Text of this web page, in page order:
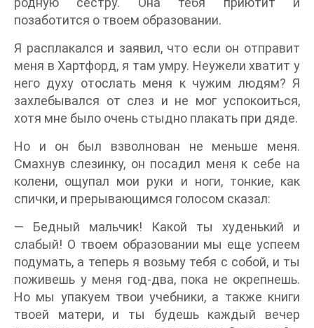
позаботится о твоем образовании.
Я расплакался и заявил, что если он отправит
меня в Хартфорд, я там умру. Неужели хватит у
него духу отослать меня к чужим людям? Я
захлебывался от слез и не мог успокоиться,
хотя мне было очень стыдно плакать при дяде.
Но и он был взволнован не меньше меня.
Смахнув слезинку, он посадил меня к себе на
колени, ощупал мои руки и ноги, тонкие, как
спички, и прерывающимся голосом сказал:
— Бедный мальчик! Какой ты худенький и
слабый! О твоем образовании мы еще успеем
подумать, а теперь я возьму тебя с собой, и ты
поживешь у меня год-два, пока не окрепнешь.
Но мы упакуем твои учебники, а также книги
твоей матери, и ты будешь каждый вечер